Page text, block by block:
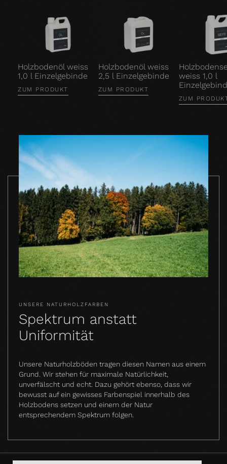
Holzbodenöl weiss
1,0 l Einzelgebinde
ZUM PRODUKT
Holzbodenöl weiss
2,5 l Einzelgebinde
ZUM PRODUKT
weiss 1,0 l
ZUM
UNSERE NATURHOLZFARBEN
Spektrum anstatt
Uniformität
Unsere Naturholzböden tragen diesen Namen aus einem
Grund. Wir stehen für maximale Natürlichkeit,
unverfälscht und echt. Dazu gehört ebenso, dass wir
bewusst auf ein gewisses Farbenspiel innerhalb des
Holzbodens setzen und einem der Natur
entsprechendem Spektrum folgen.